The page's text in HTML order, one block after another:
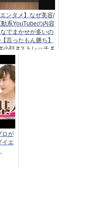
エンタメ】なぜ美容/
系YouTubeの内容
でまかせが多いの
言ったもん勝ち】
小顔 #ストレッチ #
ヨガ
ロが
イエ